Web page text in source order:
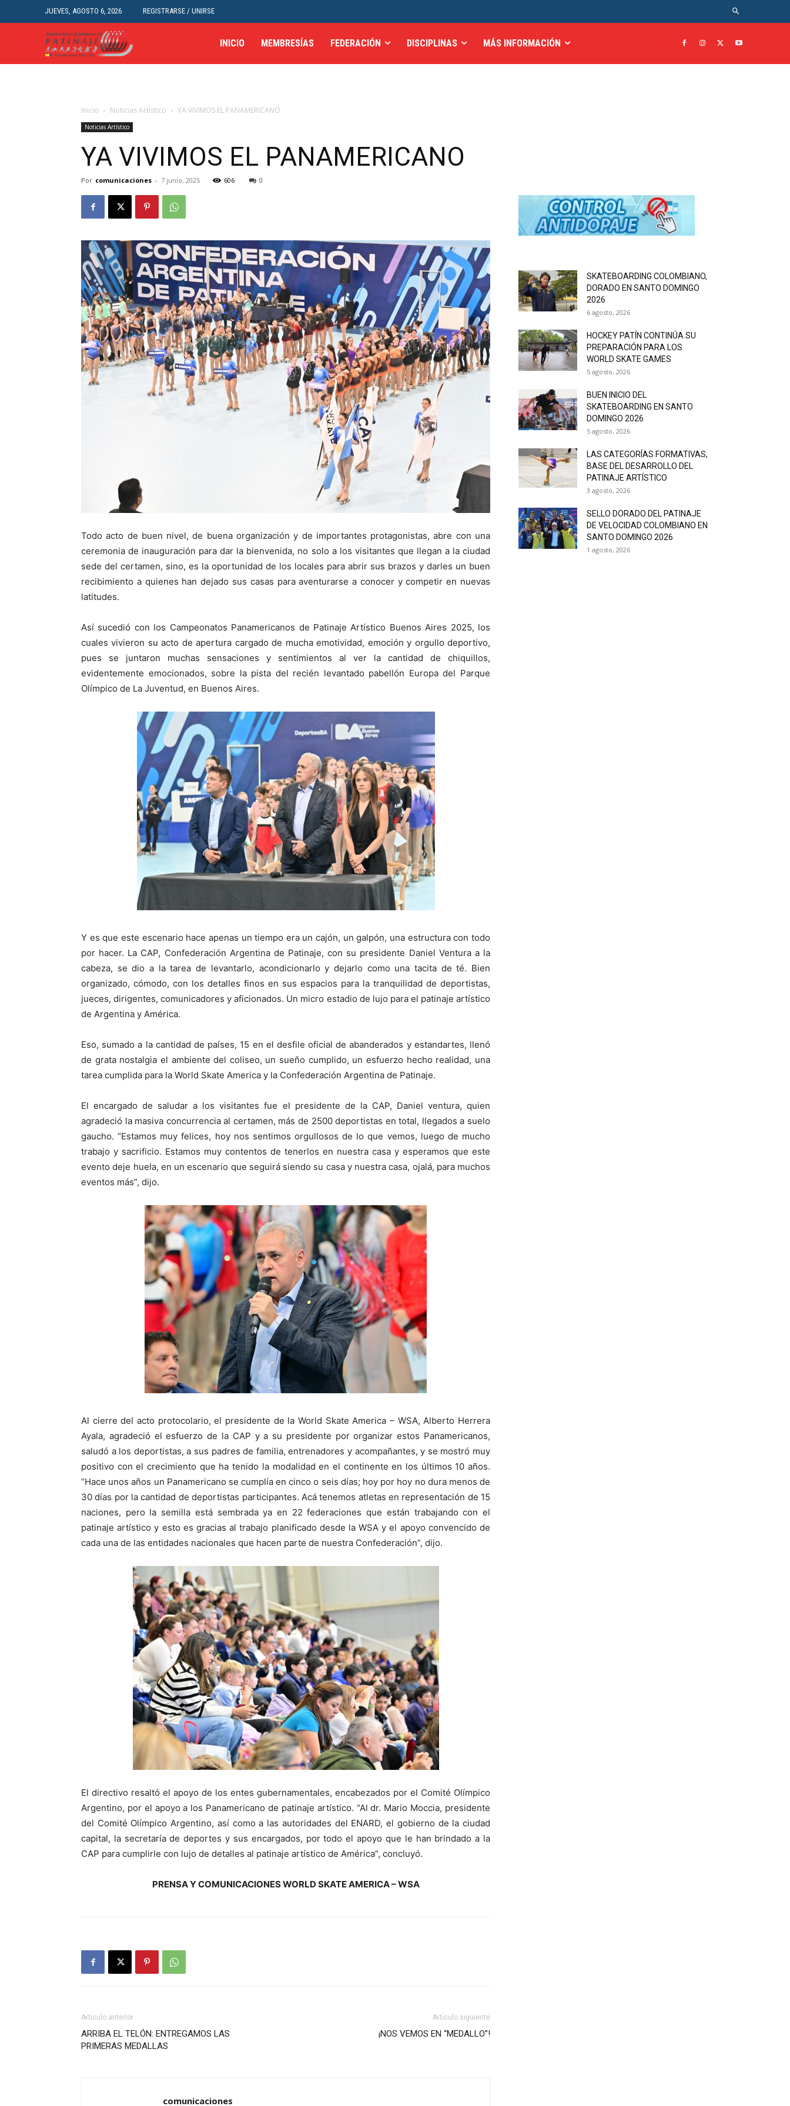
JUEVES, AGOSTO 6, 2026 REGISTRARSE / UNIRSE
INICIO MEMBRESÍAS FEDERACIÓN DISCIPLINAS MÁS INFORMACIÓN
Inicio Noticias Artístico YA VIVIMOS EL PANAMERICANO
Noticias Artístico
YA VIVIMOS EL PANAMERICANO
Por comunicaciones - 7 junio, 2025 606 0
Todo acto de buen nivel, de buena organización y de importantes protagonistas, abre con una
ceremonia de inauguración para dar la bienvenida, no solo a los visitantes que llegan a la ciudad
sede del certamen, sino, es la oportunidad de los locales para abrir sus brazos y darles un buen
recibimiento a quienes han dejado sus casas para aventurarse a conocer y competir en nuevas
latitudes.
Así sucedió con los Campeonatos Panamericanos de Patinaje Artístico Buenos Aires 2025, los
cuales vivieron su acto de apertura cargado de mucha emotividad, emoción y orgullo deportivo,
pues se juntaron muchas sensaciones y sentimientos al ver la cantidad de chiquillos,
evidentemente emocionados, sobre la pista del recién levantado pabellón Europa del Parque
Olímpico de La Juventud, en Buenos Aires.
Y es que este escenario hace apenas un tiempo era un cajón, un galpón, una estructura con todo
por hacer. La CAP, Confederación Argentina de Patinaje, con su presidente Daniel Ventura a la
cabeza, se dio a la tarea de levantarlo, acondicionarlo y dejarlo como una tacita de té. Bien
organizado, cómodo, con los detalles finos en sus espacios para la tranquilidad de deportistas,
jueces, dirigentes, comunicadores y aficionados. Un micro estadio de lujo para el patinaje artístico
de Argentina y América.
Eso, sumado a la cantidad de países, 15 en el desfile oficial de abanderados y estandartes, llenó
de grata nostalgia el ambiente del coliseo, un sueño cumplido, un esfuerzo hecho realidad, una
tarea cumplida para la World Skate America y la Confederación Argentina de Patinaje.
El encargado de saludar a los visitantes fue el presidente de la CAP, Daniel ventura, quien
agradeció la masiva concurrencia al certamen, más de 2500 deportistas en total, llegados a suelo
gaucho. “Estamos muy felices, hoy nos sentimos orgullosos de lo que vemos, luego de mucho
trabajo y sacrificio. Estamos muy contentos de tenerlos en nuestra casa y esperamos que este
evento deje huela, en un escenario que seguirá siendo su casa y nuestra casa, ojalá, para muchos
eventos más”, dijo.
Al cierre del acto protocolario, el presidente de la World Skate America – WSA, Alberto Herrera
Ayala, agradeció el esfuerzo de la CAP y a su presidente por organizar estos Panamericanos,
saludó a los deportistas, a sus padres de familia, entrenadores y acompañantes, y se mostró muy
positivo con el crecimiento que ha tenido la modalidad en el continente en los últimos 10 años.
“Hace unos años un Panamericano se cumplía en cinco o seis días; hoy por hoy no dura menos de
30 días por la cantidad de deportistas participantes. Acá tenemos atletas en representación de 15
naciones, pero la semilla está sembrada ya en 22 federaciones que están trabajando con el
patinaje artístico y esto es gracias al trabajo planificado desde la WSA y el apoyo convencido de
cada una de las entidades nacionales que hacen parte de nuestra Confederación”, dijo.
El directivo resaltó el apoyo de los entes gubernamentales, encabezados por el Comité Olímpico
Argentino, por el apoyo a los Panamericano de patinaje artístico. “Al dr. Mario Moccia, presidente
del Comité Olímpico Argentino, así como a las autoridades del ENARD, el gobierno de la ciudad
capital, la secretaría de deportes y sus encargados, por todo el apoyo que le han brindado a la
CAP para cumplirle con lujo de detalles al patinaje artístico de América”, concluyó.
PRENSA Y COMUNICACIONES WORLD SKATE AMERICA – WSA
Artículo anterior
ARRIBA EL TELÓN: ENTREGAMOS LAS
PRIMERAS MEDALLAS
Artículo siguiente
¡NOS VEMOS EN “MEDALLO”!
comunicaciones
SKATEBOARDING COLOMBIANO,
DORADO EN SANTO DOMINGO
2026
6 agosto, 2026
HOCKEY PATÍN CONTINÚA SU
PREPARACIÓN PARA LOS
WORLD SKATE GAMES
5 agosto, 2026
BUEN INICIO DEL
SKATEBOARDING EN SANTO
DOMINGO 2026
5 agosto, 2026
LAS CATEGORÍAS FORMATIVAS,
BASE DEL DESARROLLO DEL
PATINAJE ARTÍSTICO
3 agosto, 2026
SELLO DORADO DEL PATINAJE
DE VELOCIDAD COLOMBIANO EN
SANTO DOMINGO 2026
1 agosto, 2026